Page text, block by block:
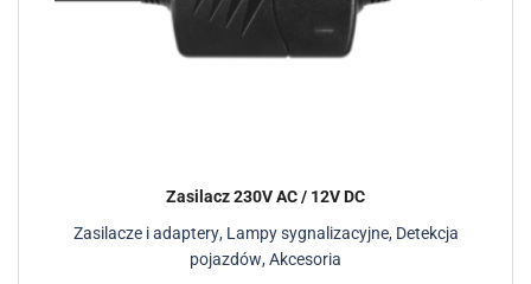
Zasilacze i adaptery, Lampy sygnalizacyjne, Detekcja
pojazdów,Akcesoria
Zasilacz 230V AC / 12V DC